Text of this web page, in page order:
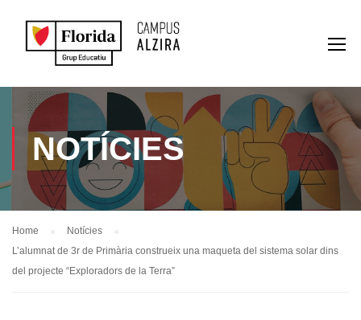
NOTÍCIES
Home
Notícies
L’alumnat de 3r de Primària construeix una maqueta del sistema solar dins
del projecte “Exploradors de la Terra”